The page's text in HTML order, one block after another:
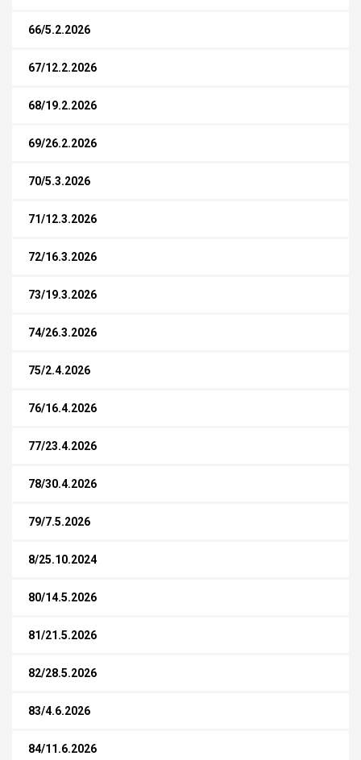
66/5.2.2026
67/12.2.2026
68/19.2.2026
69/26.2.2026
70/5.3.2026
71/12.3.2026
72/16.3.2026
73/19.3.2026
74/26.3.2026
75/2.4.2026
76/16.4.2026
77/23.4.2026
78/30.4.2026
79/7.5.2026
8/25.10.2024
80/14.5.2026
81/21.5.2026
82/28.5.2026
83/4.6.2026
84/11.6.2026